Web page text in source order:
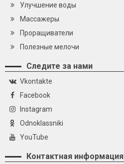
Улучшение воды
Массажеры
Проращиватели
Полезные мелочи
Следите за нами
Vkontakte
Facebook
Instagram
Odnoklassniki
YouTube
Контактная информация